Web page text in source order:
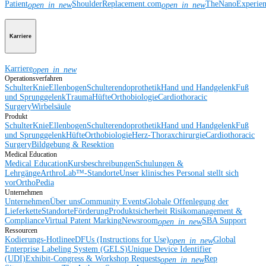
Patientopen_in_newShoulderReplacement.comopen_in_new
Karriere
Karriereopen_in_new
Operationsverfahren
SchulterKnieEllenbogenSchulterendoprothetikHand und HandgelenkFuß
und SprunggelenkTraumaHüfteOrthobiologieCardiothoracic
SurgeryWirbelsäule
Produkt
SchulterKnieEllenbogenSchulterendoprothetikHand und HandgelenkFuß
und SprunggelenkHüfteOrthobiologieHerz-ThoraxchirurgieCardiothoracic
SurgeryBildgebung & Resektion
Medical Education
Medical EducationKursbeschreibungenSchulungen &
LehrgängeArthroLab™-StandorteUnser klinisches Personal stellt sich
vorOrthoPedia
Unternehmen
UnternehmenÜber unsCommunity EventsGlobale Offenlegung der
LieferketteStandorteFörderungProduktsicherheit Risikomanagement &
ComplianceVirtual Patent MarkingNewsroomopen_in_newSBA Support
Ressourcen
Kodierungs-HotlineeDFUs (Instructions for Use)open_in_newGlobal
Enterprise Labeling System (GELS)Unique Device Identifier
(UDI)Exhibit-Congress & Workshop Requestsopen_in_newRep